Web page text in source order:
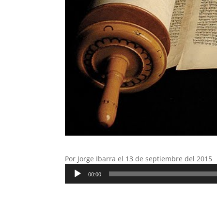
Por Jorge Ibarra el 13 de septiembre del 2015
Reproductor
00:00